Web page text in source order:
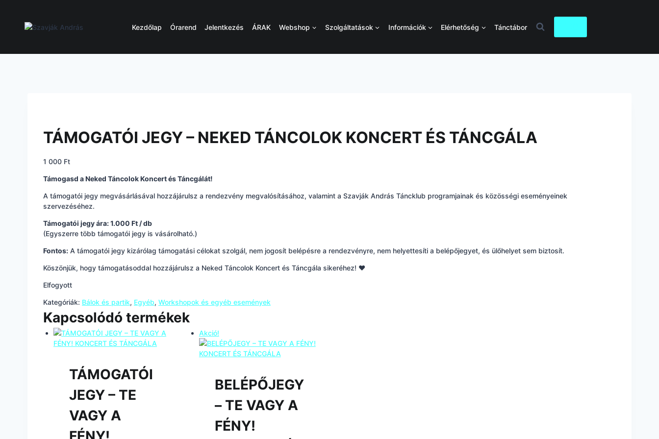
Kezdőlap Órarend Jelentkezés ÁRAK Webshop Szolgáltatások Információk Elérhetőség Tánctábor
TÁMOGATÓI JEGY – NEKED TÁNCOLOK KONCERT ÉS TÁNCGÁLA
1 000 Ft
Támogasd a Neked Táncolok Koncert és Táncgálát!
A támogatói jegy megvásárlásával hozzájárulsz a rendezvény megvalósításához, valamint a Szavják András Táncklub programjainak és közösségi eseményeinek
szervezéséhez.
Támogatói jegy ára: 1.000 Ft / db
(Egyszerre több támogatói jegy is vásárolható.)
Fontos: A támogatói jegy kizárólag támogatási célokat szolgál, nem jogosít belépésre a rendezvényre, nem helyettesíti a belépőjegyet, és ülőhelyet sem biztosít.
Köszönjük, hogy támogatásoddal hozzájárulsz a Neked Táncolok Koncert és Táncgála sikeréhez! ❤️
Elfogyott
Kategóriák: Bálok és partik, Egyéb, Workshopok és egyéb események
Kapcsolódó termékek
TÁMOGATÓI
JEGY – TE
VAGY A
Akció!
BELÉPŐJEGY
– TE VAGY A
FÉNY!